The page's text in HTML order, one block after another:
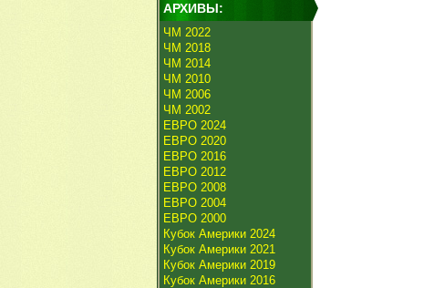
АРХИВЫ:
ЧМ 2022
ЧМ 2018
ЧМ 2014
ЧМ 2010
ЧМ 2006
ЧМ 2002
ЕВРО 2024
ЕВРО 2020
ЕВРО 2016
ЕВРО 2012
ЕВРО 2008
ЕВРО 2004
ЕВРО 2000
Кубок Америки 2024
Кубок Америки 2021
Кубок Америки 2019
Кубок Америки 2016